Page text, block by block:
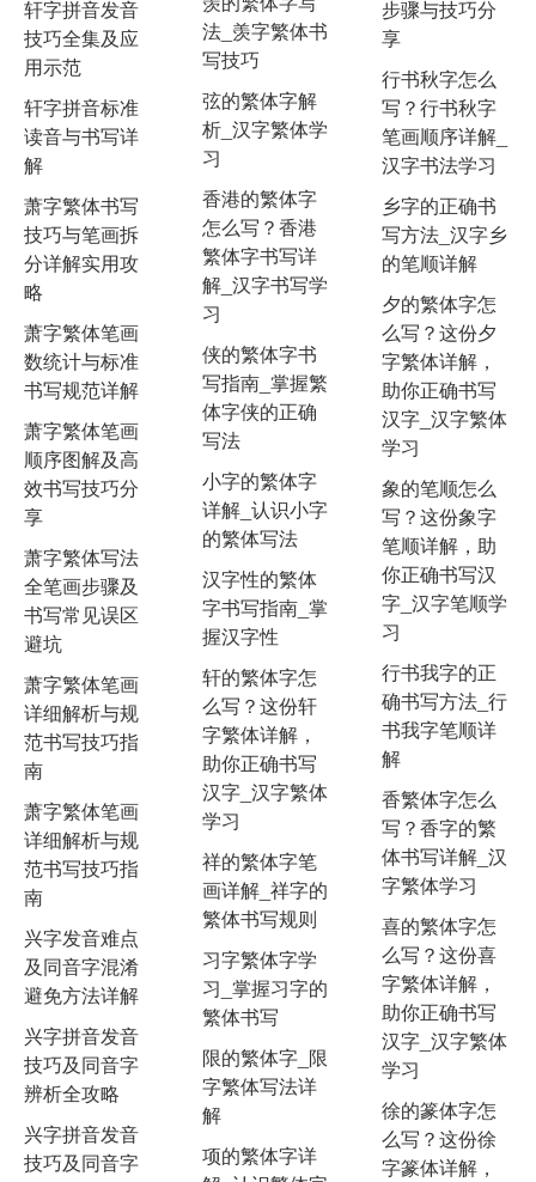
轩字拼音发音
技巧全集及应
用示范
轩字拼音标准
读音与书写详
解
萧字繁体书写
技巧与笔画拆
分详解实用攻
略
萧字繁体笔画
数统计与标准
书写规范详解
萧字繁体笔画
顺序图解及高
效书写技巧分
享
萧字繁体写法
全笔画步骤及
书写常见误区
避坑
萧字繁体笔画
详细解析与规
范书写技巧指
南
萧字繁体笔画
详细解析与规
范书写技巧指
南
兴字发音难点
及同音字混淆
避免方法详解
兴字拼音发音
技巧及同音字
辨析全攻略
兴字拼音发音
技巧及同音字
法_羡字繁体书
写技巧
弦的繁体字解
析_汉字繁体学
习
香港的繁体字
怎么写？香港
繁体字书写详
解_汉字书写学
习
侠的繁体字书
写指南_掌握繁
体字侠的正确
写法
小字的繁体字
详解_认识小字
的繁体写法
汉字性的繁体
字书写指南_掌
握汉字性
轩的繁体字怎
么写？这份轩
字繁体详解，
助你正确书写
汉字_汉字繁体
学习
祥的繁体字笔
画详解_祥字的
繁体书写规则
习字繁体字学
习_掌握习字的
繁体书写
限的繁体字_限
字繁体写法详
解
项的繁体字详
步骤与技巧分
享
行书秋字怎么
写？行书秋字
笔画顺序详解_
汉字书法学习
乡字的正确书
写方法_汉字乡
的笔顺详解
夕的繁体字怎
么写？这份夕
字繁体详解，
助你正确书写
汉字_汉字繁体
学习
象的笔顺怎么
写？这份象字
笔顺详解，助
你正确书写汉
字_汉字笔顺学
习
行书我字的正
确书写方法_行
书我字笔顺详
解
香繁体字怎么
写？香字的繁
体书写详解_汉
字繁体学习
喜的繁体字怎
么写？这份喜
字繁体详解，
助你正确书写
汉字_汉字繁体
学习
徐的篆体字怎
么写？这份徐
字篆体详解，